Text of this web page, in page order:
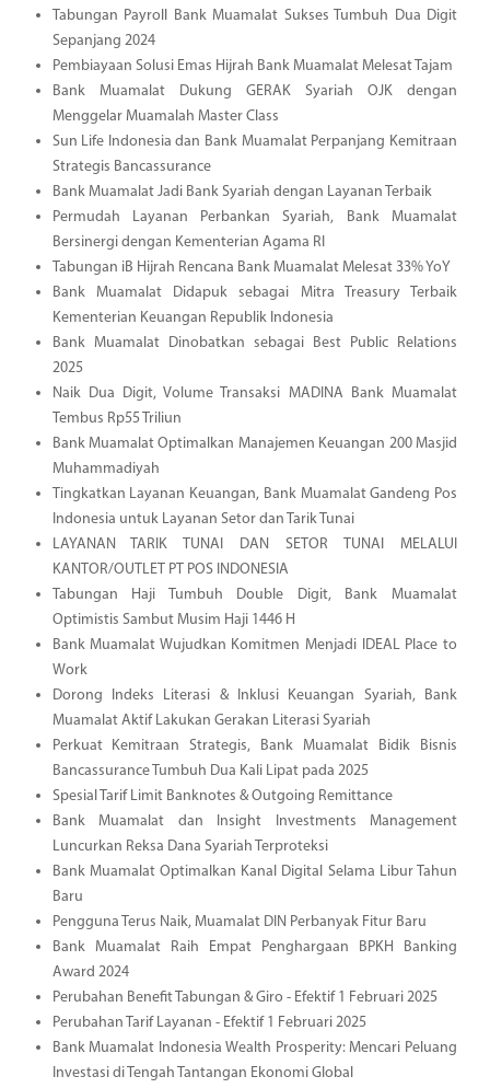
Tabungan Payroll Bank Muamalat Sukses Tumbuh Dua Digit
Sepanjang 2024
Pembiayaan Solusi Emas Hijrah Bank Muamalat Melesat Tajam
Bank Muamalat Dukung GERAK Syariah OJK dengan
Menggelar Muamalah Master Class
Sun Life Indonesia dan Bank Muamalat Perpanjang Kemitraan
Strategis Bancassurance
Bank Muamalat Jadi Bank Syariah dengan Layanan Terbaik
Permudah Layanan Perbankan Syariah, Bank Muamalat
Bersinergi dengan Kementerian Agama RI
Tabungan iB Hijrah Rencana Bank Muamalat Melesat 33% YoY
Bank Muamalat Didapuk sebagai Mitra Treasury Terbaik
Kementerian Keuangan Republik Indonesia
Bank Muamalat Dinobatkan sebagai Best Public Relations
2025
Naik Dua Digit, Volume Transaksi MADINA Bank Muamalat
Tembus Rp55 Triliun
Bank Muamalat Optimalkan Manajemen Keuangan 200 Masjid
Muhammadiyah
Tingkatkan Layanan Keuangan, Bank Muamalat Gandeng Pos
Indonesia untuk Layanan Setor dan Tarik Tunai
LAYANAN TARIK TUNAI DAN SETOR TUNAI MELALUI
KANTOR/OUTLET PT POS INDONESIA
Tabungan Haji Tumbuh Double Digit, Bank Muamalat
Optimistis Sambut Musim Haji 1446 H
Bank Muamalat Wujudkan Komitmen Menjadi IDEAL Place to
Work
Dorong Indeks Literasi & Inklusi Keuangan Syariah, Bank
Muamalat Aktif Lakukan Gerakan Literasi Syariah
Perkuat Kemitraan Strategis, Bank Muamalat Bidik Bisnis
Bancassurance Tumbuh Dua Kali Lipat pada 2025
Spesial Tarif Limit Banknotes & Outgoing Remittance
Bank Muamalat dan Insight Investments Management
Luncurkan Reksa Dana Syariah Terproteksi
Bank Muamalat Optimalkan Kanal Digital Selama Libur Tahun
Baru
Pengguna Terus Naik, Muamalat DIN Perbanyak Fitur Baru
Bank Muamalat Raih Empat Penghargaan BPKH Banking
Award 2024
Perubahan Benefit Tabungan & Giro - Efektif 1 Februari 2025
Perubahan Tarif Layanan - Efektif 1 Februari 2025
Bank Muamalat Indonesia Wealth Prosperity: Mencari Peluang
Investasi di Tengah Tantangan Ekonomi Global